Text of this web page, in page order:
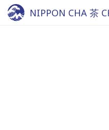
NIPPON CHA 茶